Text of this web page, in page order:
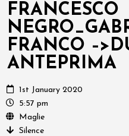
FRANCESCO
FRANCO
ANTEPRIMA
1st January 2020
5:57 pm
Maglie
Silence